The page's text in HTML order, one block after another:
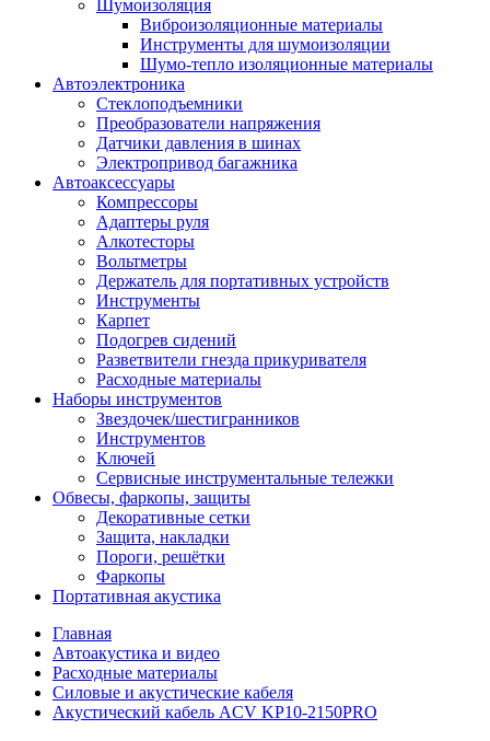
Шумоизоляция
Виброизоляционные материалы
Инструменты для шумоизоляции
Шумо-тепло изоляционные материалы
Автоэлектроника
Стеклоподъемники
Преобразователи напряжения
Датчики давления в шинах
Электропривод багажника
Автоаксессуары
Компрессоры
Адаптеры руля
Алкотесторы
Вольтметры
Держатель для портативных устройств
Инструменты
Карпет
Подогрев сидений
Разветвители гнезда прикуривателя
Расходные материалы
Наборы инструментов
Звездочек/шестигранников
Инструментов
Ключей
Сервисные инструментальные тележки
Обвесы, фаркопы, защиты
Декоративные сетки
Защита, накладки
Пороги, решётки
Фаркопы
Портативная акустика
Главная
Автоакустика и видео
Расходные материалы
Силовые и акустические кабеля
Акустический кабель ACV KP10-2150PRO